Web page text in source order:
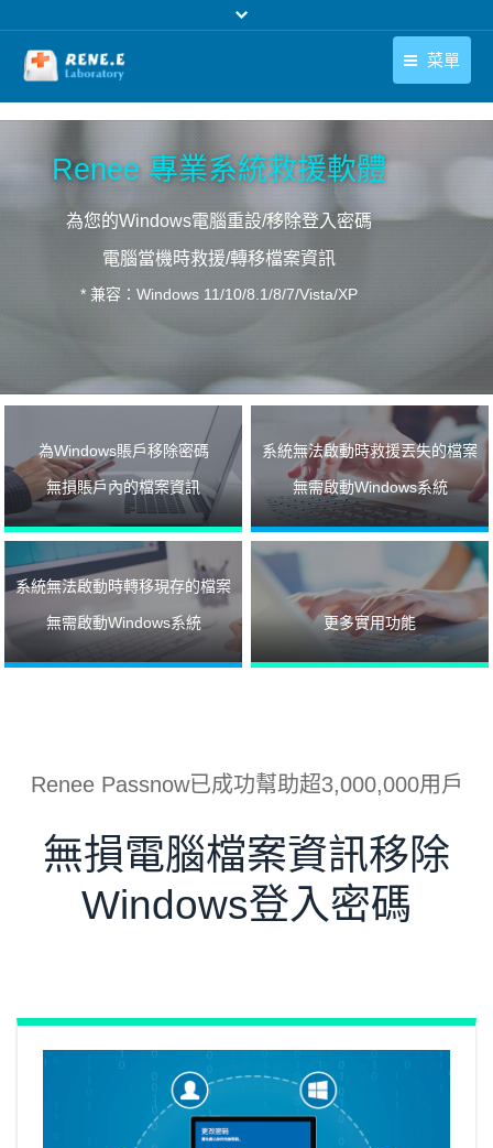
菜單
下載中心
購買
Renee 專業系統救援軟體
為您的Windows電腦重設/移除登入密碼
電腦當機時救援/轉移檔案資訊
* 兼容：Windows 11/10/8.1/8/7/Vista/XP
下載免費
NT$1790NT$790
立即購買
為Windows賬戶移除密碼
無損賬戶內的檔案資訊
系統無法啟動時救援丟失的檔案
無需啟動Windows系統
系統無法啟動時轉移現存的檔案
無需啟動Windows系統 更多實用功能
Renee Passnow已成功幫助超3,000,000用戶
無損電腦檔案資訊移除
Windows登入密碼